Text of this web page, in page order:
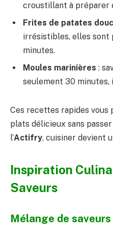
croustillant à préparer
Frites de patates
irrésistibles, elles sont
minutes.
Moules marinières :
seulement 30 minutes,
Ces recettes rapides vous
plats délicieux sans
l’Actifry, cuisiner devient
Inspiration
Saveurs
Mélange de